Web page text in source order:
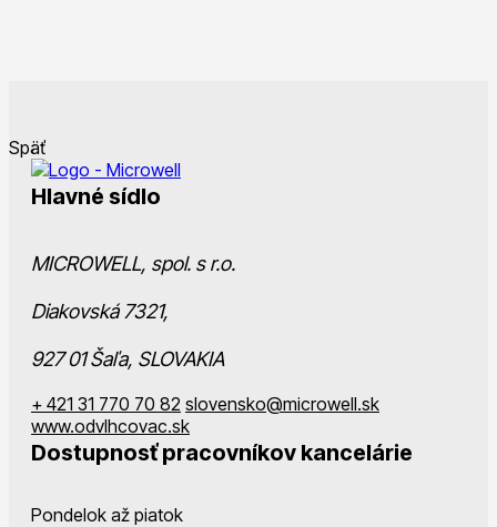
Späť
Hlavné sídlo
MICROWELL, spol. s r.o.
Diakovská 7321,
927 01 Šaľa, SLOVAKIA
+ 421 31 770 70 82 slovensko@microwell.sk
www.odvlhcovac.sk
Dostupnosť pracovníkov kancelárie
Pondelok až piatok